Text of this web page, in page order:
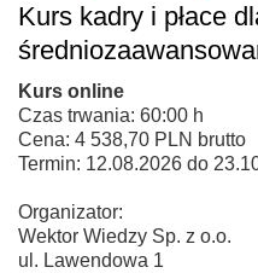
Kurs kadry i płace
Kurs online
Czas trwania: 60:00 h
Cena: 4 538,70 PLN brutto
Termin: 12.08.2026 do
Organizator:
Wektor Wiedzy Sp. z o.o.
ul. Lawendowa 1